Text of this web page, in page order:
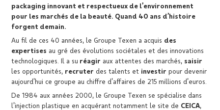
packaging innovant et respectueux de l’environnement
pour les marchés de la beauté. Quand 40 ans d’histoire
forgent demain.
Au fil de ces 40 années, le Groupe Texen a acquis des
expertises au gré des évolutions sociétales et des innovations
technologiques. Il a su réagir aux attentes des marchés, saisir
les opportunités, recruter des talents et investir pour devenir
aujourd’hui ce groupe au chiffre d’affaires de 215 millions d’euros.
De 1984 aux années 2000, le Groupe Texen se spécialise dans
l’injection plastique en acquérant notamment le site de CEICA,